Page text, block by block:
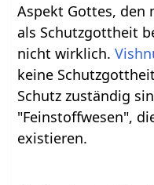
Aspekt Gottes, den
als Schutzgottheit
nicht wirklich.
keine
Schutz zuständig
"Feinstoffwesen",
existieren.